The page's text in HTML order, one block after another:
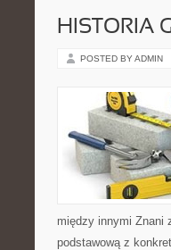
HISTORIA
POSTED BY ADMIN
między innymi Znani
podstawową z